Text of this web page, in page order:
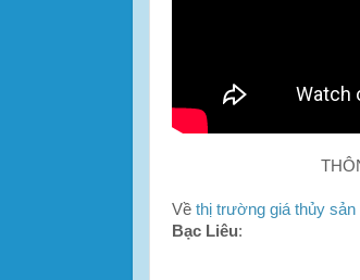
Về thị trường giá thủy sản
Bạc Liêu: